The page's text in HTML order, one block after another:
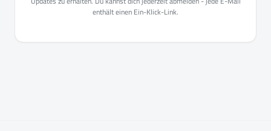
enthält einen Ein-Klick-Link.